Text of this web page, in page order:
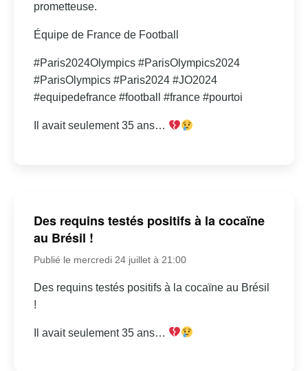
prometteuse.
Équipe de France de Football
#Paris2024Olympics #ParisOlympics2024
#ParisOlympics #Paris2024 #JO2024
#equipedefrance #football #france #pourtoi
Il avait seulement 35 ans…
Des requins testés positifs à la cocaïne
au Brésil !
Publié le mercredi 24 juillet à 21:00
Des requins testés positifs à la cocaïne au Brésil
!
Il avait seulement 35 ans…